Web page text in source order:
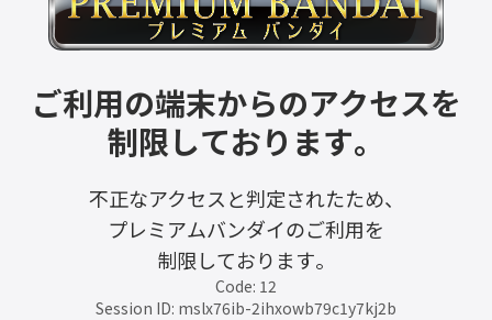
ご利用の端末からのアクセスを
制限しております。
不正なアクセスと判定されたため、
プレミアムバンダイのご利用を
制限しております。
Code: 12
Session ID: mslx76ib-2ihxowb79c1y7kj2b